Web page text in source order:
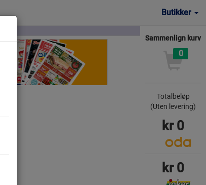
Butikker
Sammenlign kurv
0
Totalbeløp
(Uten levering)
kr 0
kr 0